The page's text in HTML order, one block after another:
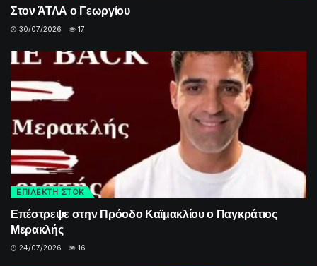
Στον ΆΤΛΑ ο Γεωργίου
30/07/2026 17
ΕΠΙΛΕΚΤΗ ΣΤΟΚ
Επέστρεψε στην Πρόοδο Καϊμακλίου ο Παγκράτιος
Μερακλής
24/07/2026 16